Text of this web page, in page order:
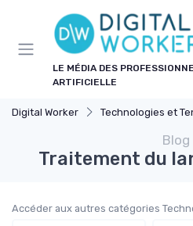
LE MÉDIA DES
ARTIFICIELLE
Digital Worker Technologies et
Blog
Traitement du
Accéder aux autres catégories